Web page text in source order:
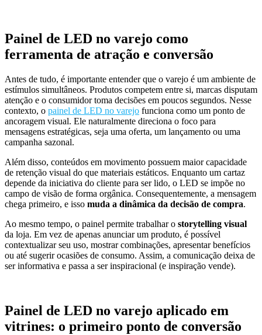
Painel de LED no varejo como
ferramenta de atração e conversão
Antes de tudo, é importante entender que o varejo é um ambiente de
estímulos simultâneos. Produtos competem entre si, marcas disputam
atenção e o consumidor toma decisões em poucos segundos. Nesse
contexto, o painel de LED no varejo funciona como um ponto de
ancoragem visual. Ele naturalmente direciona o foco para
mensagens estratégicas, seja uma oferta, um lançamento ou uma
campanha sazonal.
Além disso, conteúdos em movimento possuem maior capacidade
de retenção visual do que materiais estáticos. Enquanto um cartaz
depende da iniciativa do cliente para ser lido, o LED se impõe no
campo de visão de forma orgânica. Consequentemente, a mensagem
chega primeiro, e isso muda a dinâmica da decisão de compra.
Ao mesmo tempo, o painel permite trabalhar o storytelling visual
da loja. Em vez de apenas anunciar um produto, é possível
contextualizar seu uso, mostrar combinações, apresentar benefícios
ou até sugerir ocasiões de consumo. Assim, a comunicação deixa de
ser informativa e passa a ser inspiracional (e inspiração vende).
Painel de LED no varejo aplicado em
vitrines: o primeiro ponto de conversão